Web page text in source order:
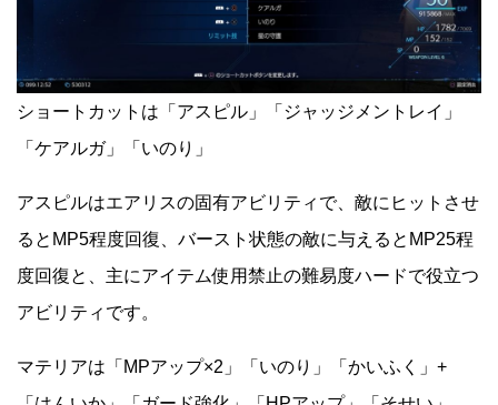
ショートカットは「アスピル」「ジャッジメントレイ」
「ケアルガ」「いのり」
アスピルはエアリスの固有アビリティで、敵にヒットさせ
るとMP5程度回復、バースト状態の敵に与えるとMP25程
度回復と、主にアイテム使用禁止の難易度ハードで役立つ
アビリティです。
マテリアは「MPアップ×2」「いのり」「かいふく」+